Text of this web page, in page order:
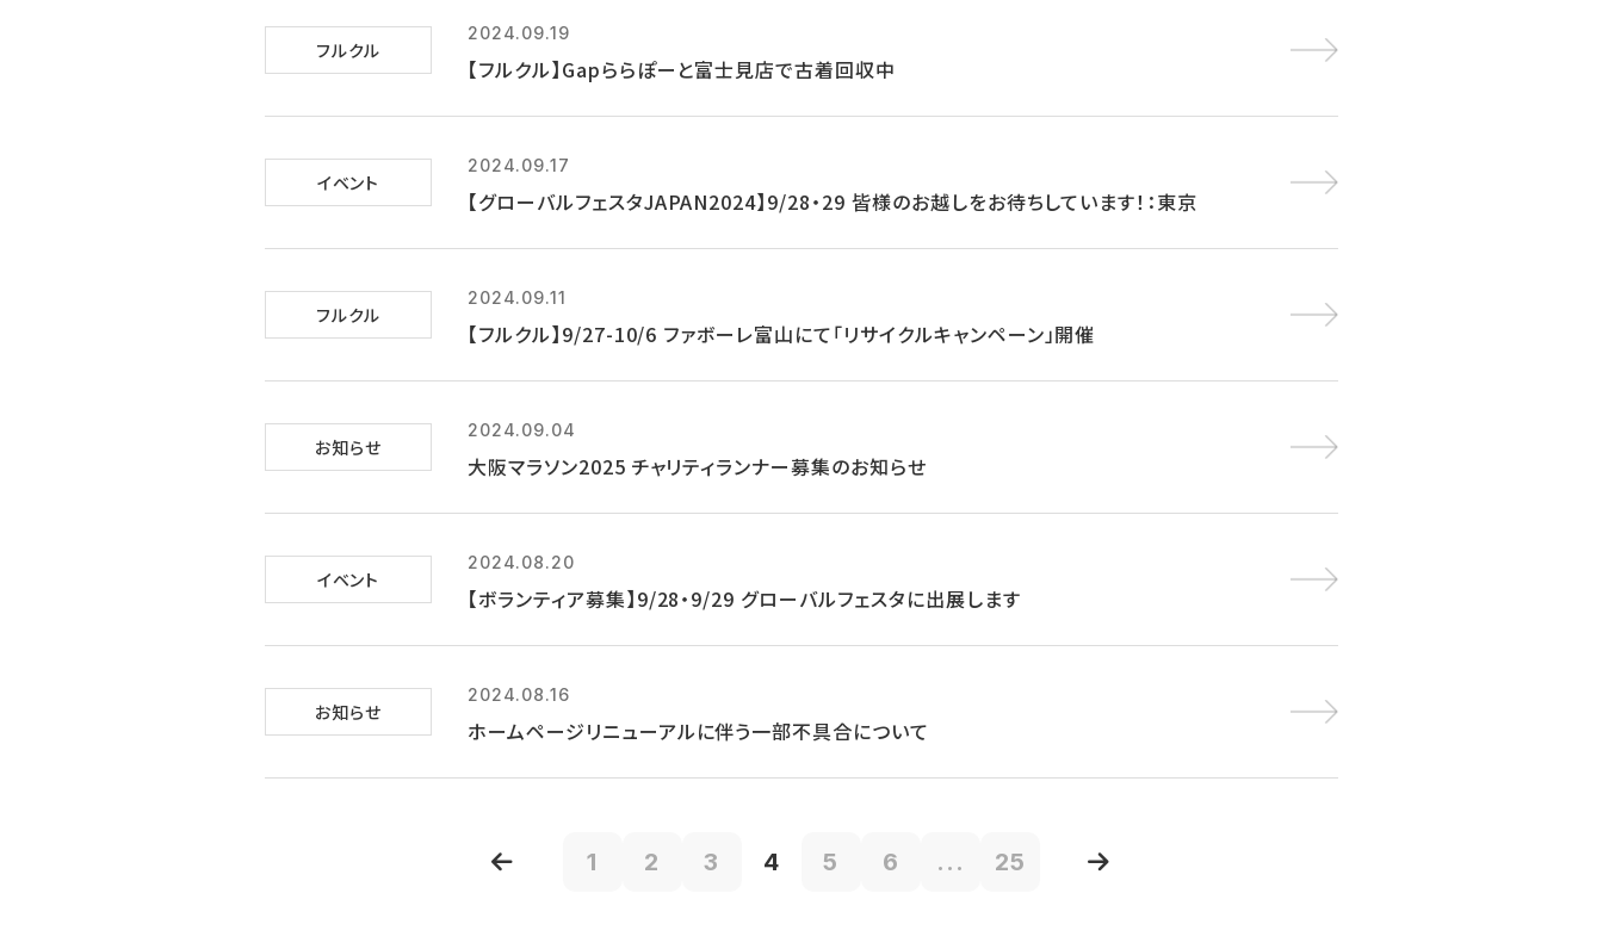
フルクル
2024.09.19
【フルクル】Gapららぽーと富士見店で古着回収中
イベント
2024.09.17
【グローバルフェスタJAPAN2024】9/28・29 皆様のお越しをお待ちしています！：東京
フルクル
2024.09.11
【フルクル】9/27-10/6 ファボーレ富山にて「リサイクルキャンペーン」開催
お知らせ
2024.09.04
大阪マラソン2025 チャリティランナー募集のお知らせ
イベント
2024.08.20
【ボランティア募集】9/28・9/29 グローバルフェスタに出展します
お知らせ
2024.08.16
ホームページリニューアルに伴う一部不具合について
1 2 3 4 5 6 ... 25